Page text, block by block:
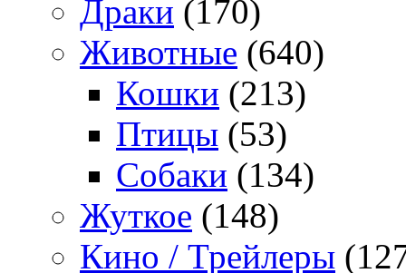
Драки (170)
Животные (640)
Кошки (213)
Птицы (53)
Собаки (134)
Жуткое (148)
Кино / Трейлеры